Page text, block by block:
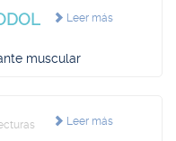
Leer más
muscular
Leer más